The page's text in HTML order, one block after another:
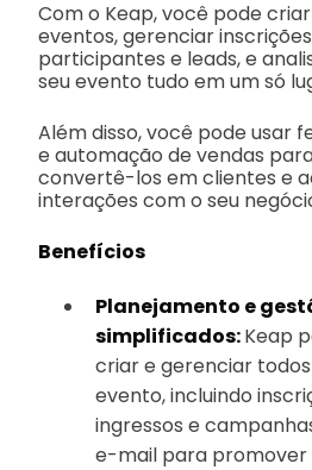
Com o Keap, você pode
eventos, gerenciar
participantes e leads, e
seu evento tudo em um só
Além disso, você pode usar
e automação de vendas
convertê-los em clientes e
interações com o seu
Benefícios
Planejamento e
simplificados:Keap
criar e gerenciar
evento, incluindo
ingressos e
e-mail para promover